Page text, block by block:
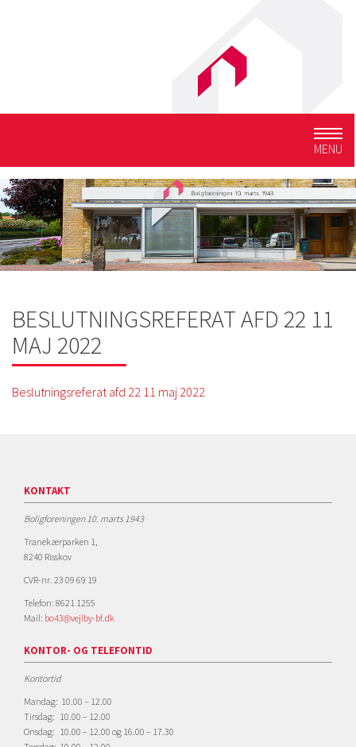
MENU
BESLUTNINGSREFERAT AFD 22 11
MAJ 2022
Beslutningsreferat afd 22 11 maj 2022
KONTAKT
Boligforeningen 10. marts 1943
Tranekærparken 1,
8240 Risskov
CVR-nr. 23 09 69 19
Telefon: 8621 1255
Mail: bo43@vejlby-bf.dk
KONTOR- OG TELEFONTID
Kontortid
Mandag: 10.00 – 12.00
Tirsdag: 10.00 – 12.00
Onsdag: 10.00 – 12.00 og 16.00 – 17.30